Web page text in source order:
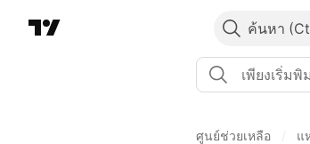
ค้นหา
ศูนย์ช่วยเหลือ แ